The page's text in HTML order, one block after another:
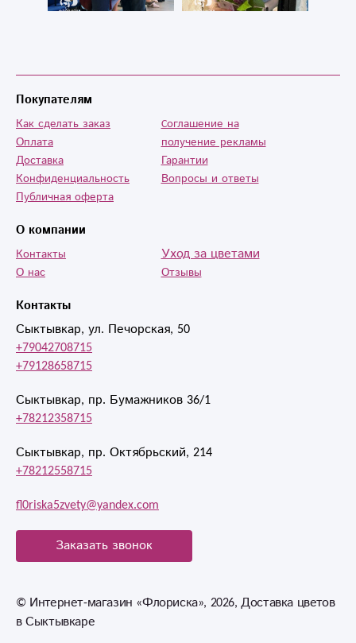
Контакты
Сыктывкар, ул. Печорская, 50
+79042708715
+79128658715
Сыктывкар, пр. Бумажников 36/1
+78212358715
Сыктывкар, пр. Октябрьский, 214
+78212558715
fl0riska5zvety@yandex.com
Заказать звонок
Покупателям
Как сделать заказ
Оплата
Доставка
Конфиденциальность
Публичная оферта
Cоглашение на
получение рекламы
Гарантии
Вопросы и ответы
О компании
Контакты
О нас
Уход за цветами
Отзывы
© Интернет-магазин «Флориска», 2026, Доставка цветов
в Сыктывкаре